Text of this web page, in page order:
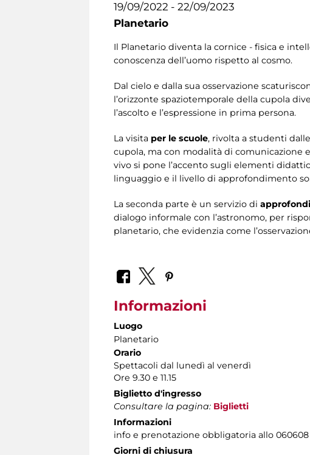
19/09/2022 - 22/09/2023
Planetario
Il Planetario diventa la cornice - fisica e
conoscenza dell’uomo rispetto al cosmo.
Dal cielo e dalla sua osservazione
l’orizzonte spaziotemporale della cupola
l’ascolto e l’espressione in prima persona.
La visita per le scuole, rivolta a studenti
cupola, ma con modalità di comunicazione
vivo si pone l’accento sugli elementi
linguaggio e il livello di approfondimento
La seconda parte è un servizio di
dialogo informale con l’astronomo, per
planetario, che evidenzia come
Informazioni
Luogo
Planetario
Orario
Spettacoli dal lunedì al venerdì
Ore 9.30 e 11.15
Biglietto d'ingresso
Consultare la pagina: Biglietti
Informazioni
info e prenotazione obbligatoria allo
Giorni di chiusura